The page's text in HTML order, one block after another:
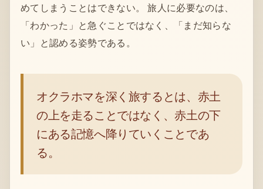
めてしまうことはできない。 旅人に必要なのは、
「わかった」と急ぐことではなく、「まだ知らな
い」と認める姿勢である。
オクラホマを深く旅するとは、赤土
の上を走ることではなく、赤土の下
にある記憶へ降りていくことであ
る。